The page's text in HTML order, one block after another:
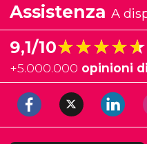
Assistenza A
9,1/10★★★★★
★★★★★
+5.000.000 opinioni